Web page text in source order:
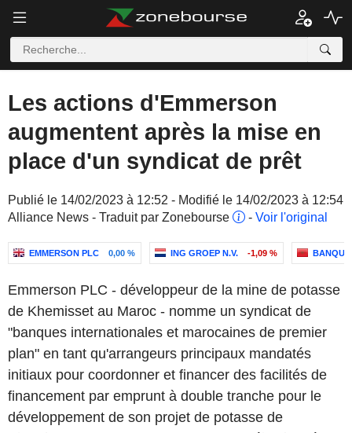
Les actions d'Emmerson
augmentent après la mise en
place d'un syndicat de prêt
Publié le 14/02/2023 à 12:52 - Modifié le 14/02/2023 à 12:54
Alliance News - Traduit par Zonebourse
- Voir l'original
EMMERSON PLC 0,00 % ING GROEP N.V. -1,09 %
Emmerson PLC - développeur de la mine de potasse
de Khemisset au Maroc - nomme un syndicat de
"banques internationales et marocaines de premier
plan" en tant qu'arrangeurs principaux mandatés
initiaux pour coordonner et financer des facilités de
financement par emprunt à double tranche pour le
développement de son projet de potasse de